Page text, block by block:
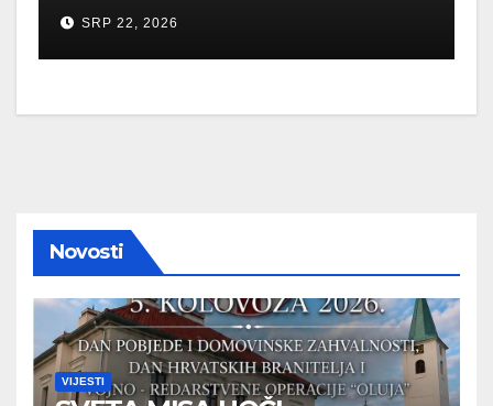
SRP 22, 2026
Novosti
VIJESTI